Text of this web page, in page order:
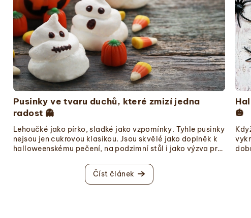
s
č
á
n
k
ů
Pusinky ve tvaru duchů, které zmizí jedna
radost 👻
Lehoučké jako pírko, sladké jako vzpomínky. Tyhle pusinky
nejsou jen cukrovou klasikou. Jsou skvělé jako doplněk k
halloweenskému pečení, na podzimní stůl i jako výzva pro
Číst článek
🎃